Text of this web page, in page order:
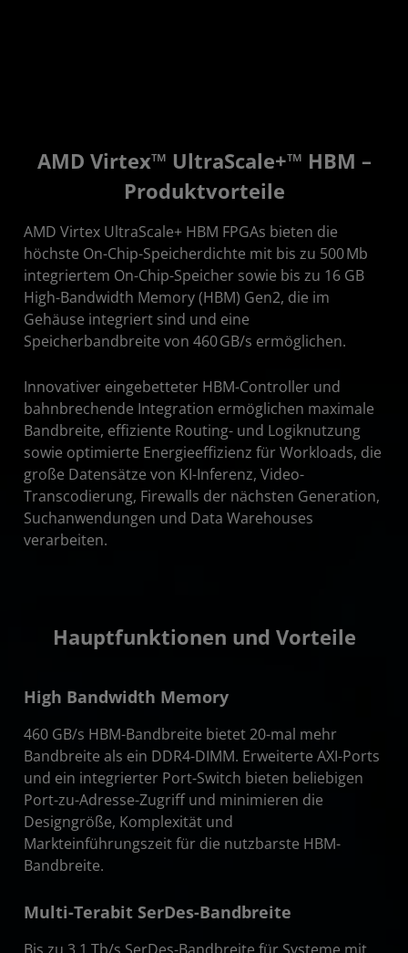
AMD Virtex™ UltraScale+™ HBM –
Produktvorteile
AMD Virtex UltraScale+ HBM FPGAs bieten die
höchste On-Chip-Speicherdichte mit bis zu 500 Mb
integriertem On-Chip-Speicher sowie bis zu 16 GB
High-Bandwidth Memory (HBM) Gen2, die im
Gehäuse integriert sind und eine
Speicherbandbreite von 460 GB/s ermöglichen.
Innovativer eingebetteter HBM-Controller und
bahnbrechende Integration ermöglichen maximale
Bandbreite, effiziente Routing- und Logiknutzung
sowie optimierte Energieeffizienz für Workloads, die
große Datensätze von KI-Inferenz, Video-
Transcodierung, Firewalls der nächsten Generation,
Suchanwendungen und Data Warehouses
verarbeiten.
Hauptfunktionen und Vorteile
High Bandwidth Memory
460 GB/s HBM-Bandbreite bietet 20-mal mehr
Bandbreite als ein DDR4-DIMM. Erweiterte AXI-Ports
und ein integrierter Port-Switch bieten beliebigen
Port-zu-Adresse-Zugriff und minimieren die
Designgröße, Komplexität und
Markteinführungszeit für die nutzbarste HBM-
Bandbreite.
Multi-Terabit SerDes-Bandbreite